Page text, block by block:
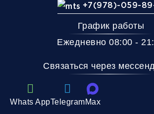
+7(978)-059-89-
График работы
Ежедневно 08:00 -
Связаться через
Whats AppTelegramMax